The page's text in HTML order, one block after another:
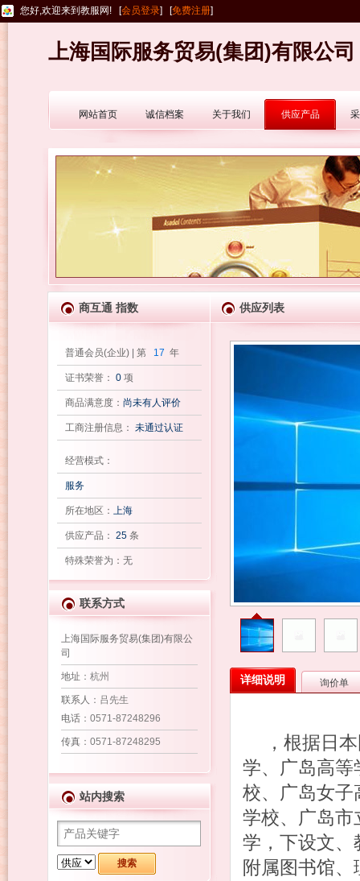
您好,欢迎来到教服网! [会员登录] [免费注册]
上海国际服务贸易(集团)有限公司
网站首页 诚信档案 关于我们 供应产品
商互通 指数 供应列表
普通会员(企业) | 第 17 年
证书荣誉： 0项
商品满意度： 尚未有人评价
工商注册信息： 未通过认证
经营模式：
服务
所在地区： 上海
供应产品： 25条
特殊荣誉为：无
联系方式
上海国际服务贸易(集团)有限公
司
地址 ：杭州
联系人 ：吕先生
电话：0571-87248296
传真：0571-87248295
站内搜索
详细说明 询价单
，根据日
学、广岛高等
校、广岛女子
学校、广岛市
学，下设文、
附属图书馆